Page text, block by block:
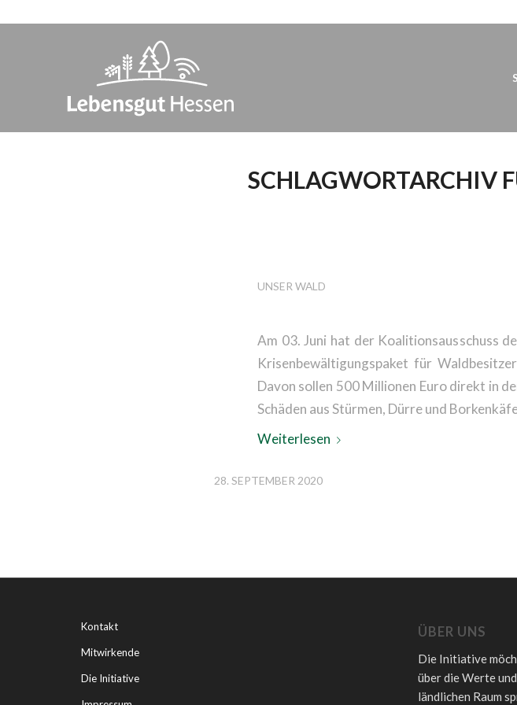
SCHLAGWORTARCHIV
UNSER WALD
Am 03. Juni hat der Koalitionsausschuss
Krisenbewältigungspaket für
Davon sollen 500 Millionen Euro direkt in
Schäden aus Stürmen, Dürre und
Weiterlesen
28. SEPTEMBER 2020
Kontakt
Mitwirkende
Die Initiative
ÜBER UNS
Die Initiative
über die Werte
ländlichen Raum